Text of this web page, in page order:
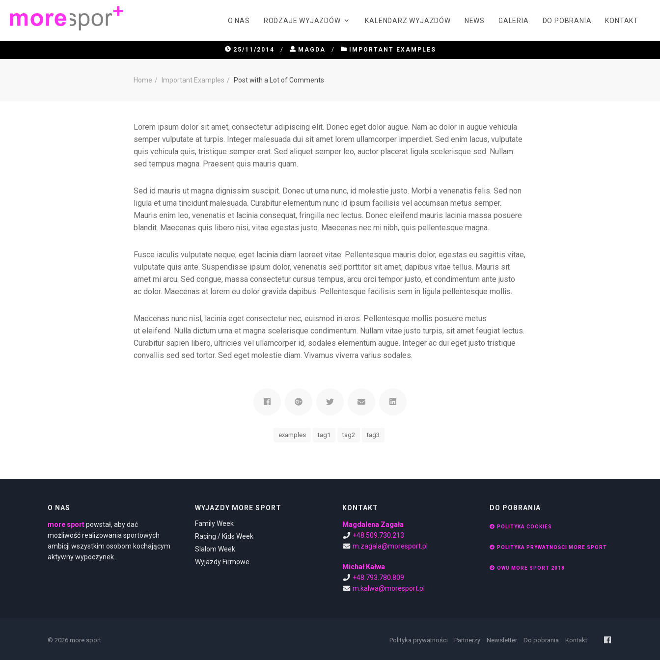
O NAS RODZAJE WYJAZDÓW KALENDARZ WYJAZDÓW NEWS GALERIA DO POBRANIA KONTAKT
POST WITH A LOT OF COMMENTS
25/11/2014 / MAGDA / IMPORTANT EXAMPLES
Home Important Examples Post with a Lot of Comments
Lorem ipsum dolor sit amet, consectetur adipiscing elit. Donec eget dolor augue. Nam ac dolor in augue vehicula
semper vulputate at turpis. Integer malesuada dui sit amet lorem ullamcorper imperdiet. Sed enim lacus, vulputate
quis vehicula quis, tristique semper erat. Sed aliquet semper leo, auctor placerat ligula scelerisque sed. Nullam
sed tempus magna. Praesent quis mauris quam.
Sed id mauris ut magna dignissim suscipit. Donec ut urna nunc, id molestie justo. Morbi a venenatis felis. Sed non
ligula et urna tincidunt malesuada. Curabitur elementum nunc id ipsum facilisis vel accumsan metus semper.
Mauris enim leo, venenatis et lacinia consequat, fringilla nec lectus. Donec eleifend mauris lacinia massa posuere
blandit. Maecenas quis libero nisi, vitae egestas justo. Maecenas nec mi nibh, quis pellentesque magna.
Fusce iaculis vulputate neque, eget lacinia diam laoreet vitae. Pellentesque mauris dolor, egestas eu sagittis vitae,
vulputate quis ante. Suspendisse ipsum dolor, venenatis sed porttitor sit amet, dapibus vitae tellus. Mauris sit
amet mi arcu. Sed congue, massa consectetur cursus tempus, arcu orci tempor justo, et condimentum ante justo
ac dolor. Maecenas at lorem eu dolor gravida dapibus. Pellentesque facilisis sem in ligula pellentesque mollis.
Maecenas nunc nisl, lacinia eget consectetur nec, euismod in eros. Pellentesque mollis posuere metus
ut eleifend. Nulla dictum urna et magna scelerisque condimentum. Nullam vitae justo turpis, sit amet feugiat lectus.
Curabitur sapien libero, ultricies vel ullamcorper id, sodales elementum augue. Integer ac dui eget justo tristique
convallis sed sed tortor. Sed eget molestie diam. Vivamus viverra varius sodales.
examples tag1 tag2 tag3
O NAS
more sportpowstał, aby dać
możliwość realizowania sportowych
ambicji wszystkim osobom kochającym
aktywny wypoczynek.
WYJAZDY MORE SPORT
Family Week
Racing / Kids Week
Slalom Week
Wyjazdy Firmowe
KONTAKT
Magdalena Zagała
+48.509.730.213
m.zagala@moresport.pl
Michał Kałwa
+48.793.780.809
m.kalwa@moresport.pl
DO POBRANIA
POLITYKA COOKIES
POLITYKA PRYWATNOŚCI MORE SPORT
OWU MORE SPORT 2018
© 2026 more sport Polityka prywatności Partnerzy Newsletter Do pobrania Kontakt